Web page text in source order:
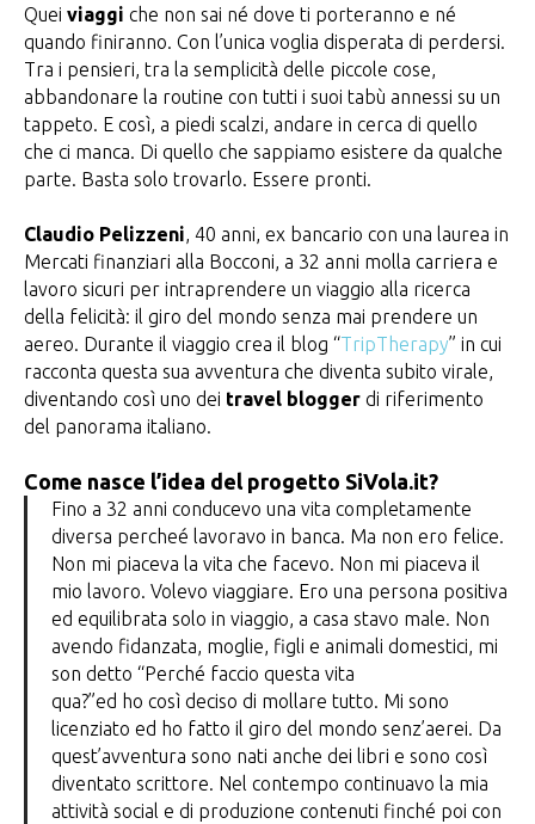
Quei viaggi che non sai né dove ti porteranno e né
quando finiranno. Con l’unica voglia disperata di perdersi.
Tra i pensieri, tra la semplicità delle piccole cose,
abbandonare la routine con tutti i suoi tabù annessi su un
tappeto. E così, a piedi scalzi, andare in cerca di quello
che ci manca. Di quello che sappiamo esistere da qualche
parte. Basta solo trovarlo. Essere pronti.
Claudio Pelizzeni, 40 anni, ex bancario con una laurea in
Mercati finanziari alla Bocconi, a 32 anni molla carriera e
lavoro sicuri per intraprendere un viaggio alla ricerca
della felicità: il giro del mondo senza mai prendere un
aereo. Durante il viaggio crea il blog “TripTherapy” in cui
racconta questa sua avventura che diventa subito virale,
diventando così uno dei travel blogger di riferimento
del panorama italiano.
Come nasce l’idea del progetto SiVola.it?
Fino a 32 anni conducevo una vita completamente
diversa percheé lavoravo in banca. Ma non ero felice.
Non mi piaceva la vita che facevo. Non mi piaceva il
mio lavoro. Volevo viaggiare. Ero una persona positiva
ed equilibrata solo in viaggio, a casa stavo male. Non
avendo fidanzata, moglie, figli e animali domestici, mi
son detto “Perché faccio questa vita
qua?”ed ho così deciso di mollare tutto. Mi sono
licenziato ed ho fatto il giro del mondo senz’aerei. Da
quest’avventura sono nati anche dei libri e sono così
diventato scrittore. Nel contempo continuavo la mia
attività social e di produzione contenuti finché poi con